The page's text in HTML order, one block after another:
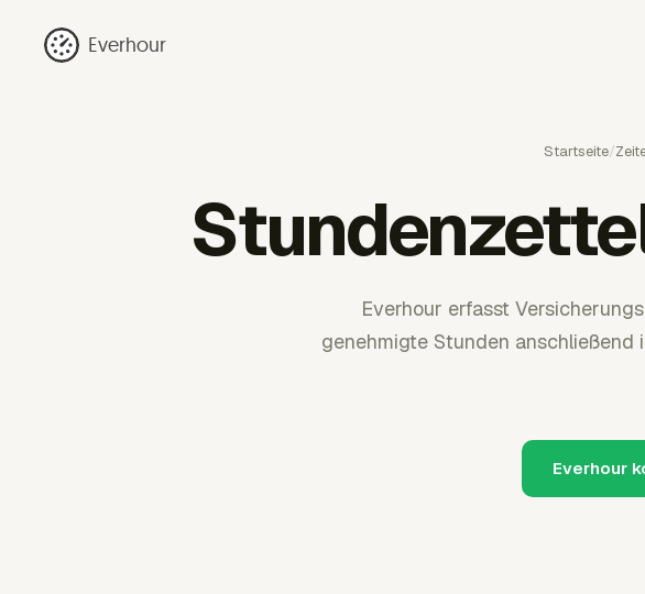
Everhour
Startseite/
Everhour erfasst
genehmigte Stunden anschließend
Everhour